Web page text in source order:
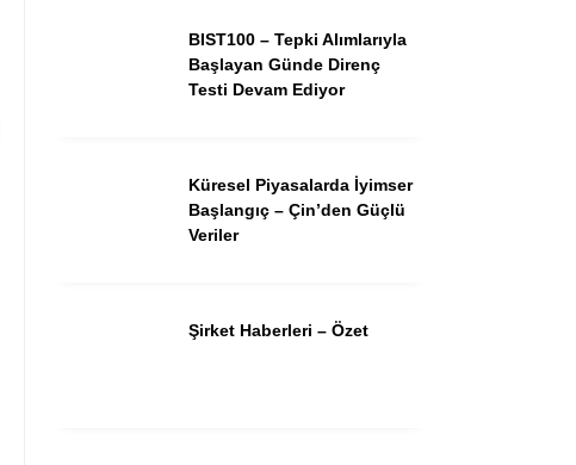
Ekonomi
Borsa
Spor
Kripto
BIST100 – Tepki Alımlarıyla
Başlayan Günde Direnç
Testi Devam Ediyor
Küresel Piyasalarda İyimser
Başlangıç – Çin’den Güçlü
Veriler
Şirket Haberleri – Özet